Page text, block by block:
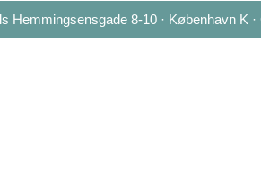
Hemmingsensgade 8-10 · København K